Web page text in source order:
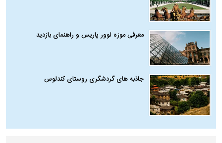
معرفی موزه لوور پاریس و راهنمای بازدید
جاذبه های گردشگری روستای کندلوس